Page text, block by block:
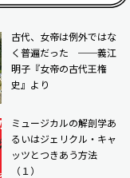
古代、女帝は例外ではな
く普遍だった ──義江
明子『女帝の古代王権
史』より
ミュージカルの解剖学――あ
るいはジェリクル・キャ
ッツとつきあう方法
（１）